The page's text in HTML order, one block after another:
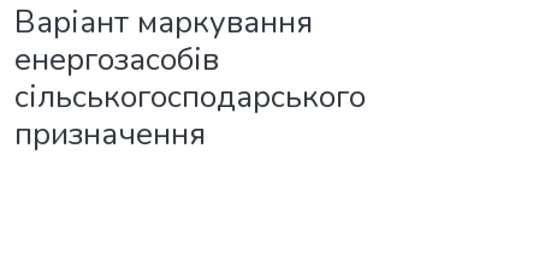
Варіант маркування
енергозасобів
сільськогосподарського
призначення